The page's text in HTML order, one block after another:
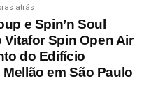
atrás
e Spin’n Soul
Vitafor Spin Open Air
do Edifício
em São Paulo